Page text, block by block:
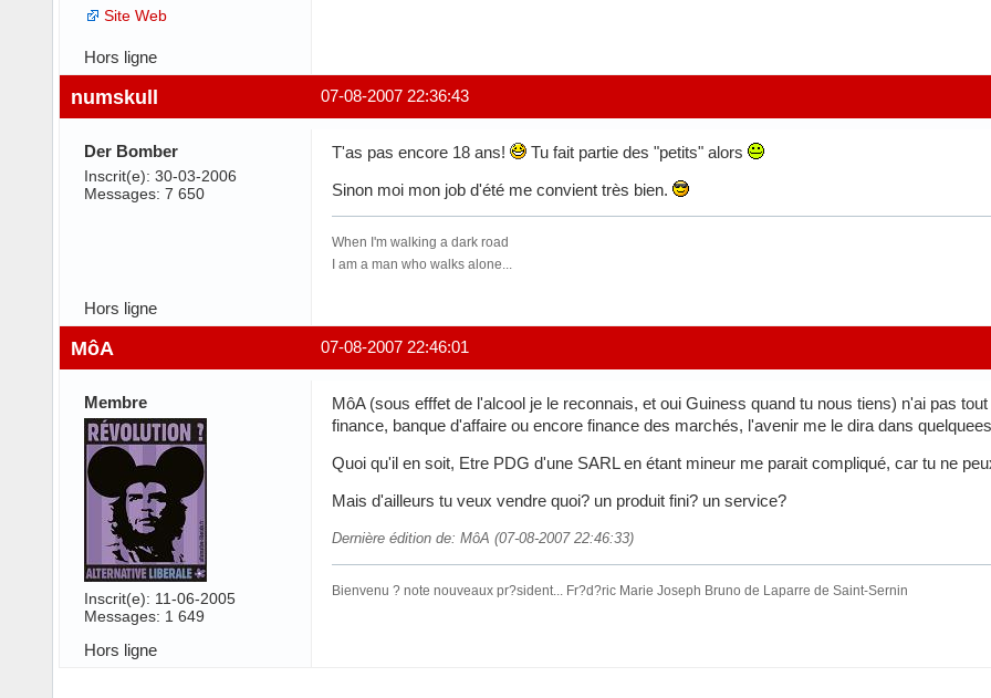
Site Web
Hors ligne
07-08-2007 22:36:43
numskull
Der Bomber
Inscrit(e): 30-03-2006
Messages: 7 650
T'as pas encore 18 ans!
Tu fait partie des "petits" alors
Sinon moi mon job d'été me convient très bien.
When I'm walking a dark road
I am a man who walks alone...
Hors ligne
07-08-2007 22:46:01
MôA
Membre
Inscrit(e): 11-06-2005
Messages: 1 649
MôA (sous efffet de l'alcool je le reconnais, et oui Guiness quand tu nous tiens) n'ai pas
finance, banque d'affaire ou encore finance des marchés, l'avenir me le dira dans
Quoi qu'il en soit, Etre PDG d'une SARL en étant mineur me parait compliqué, car tu ne
Mais d'ailleurs tu veux vendre quoi? un produit fini? un service?
Dernière édition de: MôA (07-08-2007 22:46:33)
Bienvenu ? note nouveaux pr?sident... Fr?d?ric Marie Joseph Bruno de Laparre de Saint-Sernin
Hors ligne